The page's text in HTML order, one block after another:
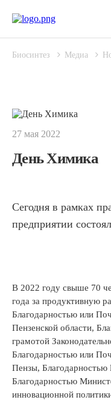
Биосинтез Медиа
27 мая 2022
День Химика
Сегодня в рамках
предприятии
В 2022 году свыше 70
года за продуктивную
Благодарностью или
Пензенской области,
грамотой
Благодарностью или
Пензы, Благодарностью
Благодарностью
инновационной